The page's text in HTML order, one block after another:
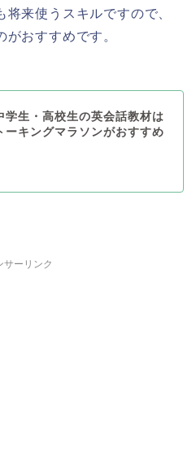
来使うスキルですので、
おすすめです。
学生・高校生の英会話教材は
ーキングマラソンがおすすめ
サーリンク